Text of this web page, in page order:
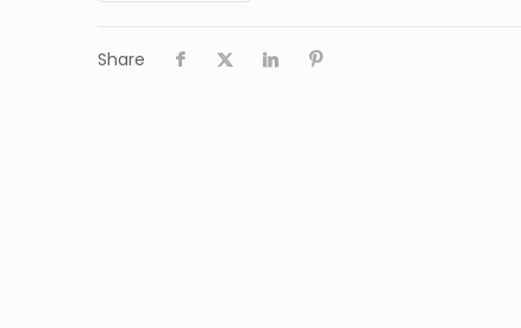
grammes
Share